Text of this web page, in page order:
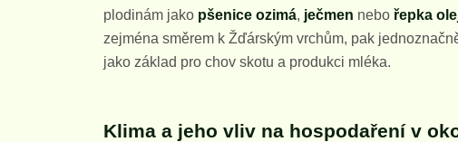
plodinám jako pšenice ozimá, ječmen nebo řepka
zejména směrem k Žďárským vrchům, pak
jako základ pro chov skotu a produkci mléka.
Klima a jeho vliv na hospodaření v